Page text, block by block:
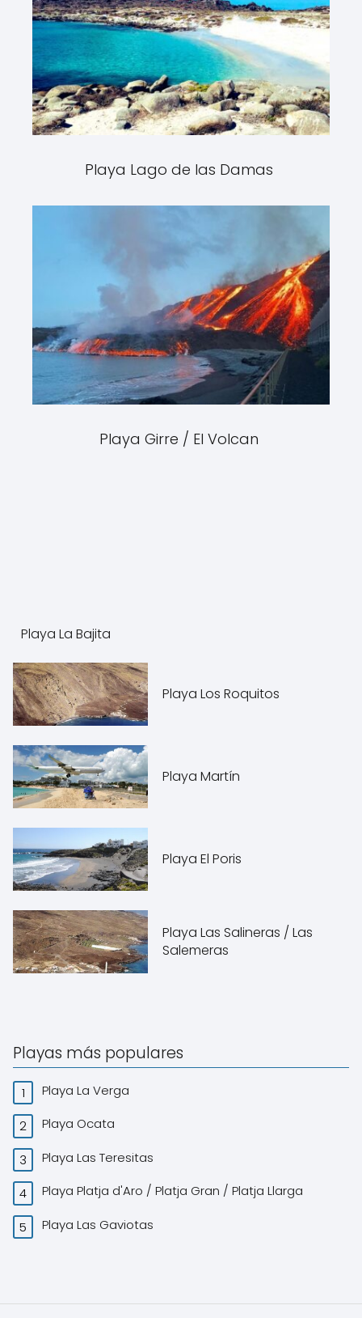
Playa Lago de las Damas
Playa Girre / El Volcan
Playa La Bajita
Playa Los Roquitos
Playa Martín
Playa El Poris
Playa Las Salineras / Las
Salemeras
Playas más populares
Playa La Verga
Playa Ocata
Playa Las Teresitas
Playa Platja d'Aro / Platja Gran / Platja Llarga
Playa Las Gaviotas